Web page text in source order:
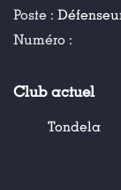
Poste :
Numéro :
Club actuel
Tondela